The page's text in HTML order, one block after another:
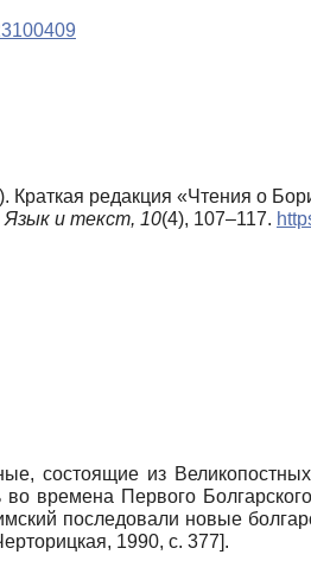
редакция «Чтения о
Язык и текст, 10(4), 107–117.
состоящие из
времена Первого
последовали новые
1990, с. 377].